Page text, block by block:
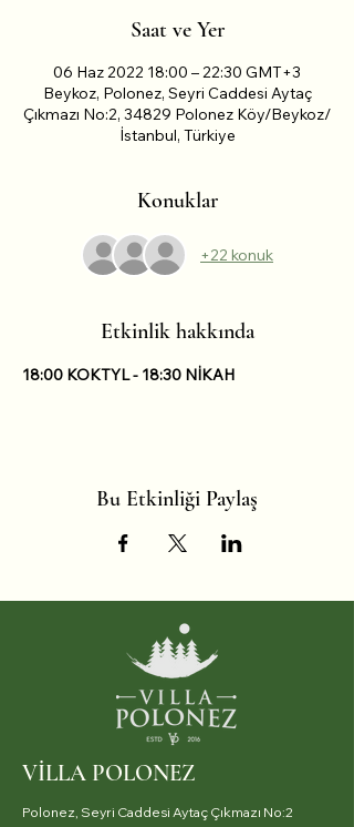
Saat ve Yer
06 Haz 2022 18:00 – 22:30 GMT+3
Beykoz, Polonez, Seyri Caddesi Aytaç
Çıkmazı No:2, 34829 Polonez Köy/Beykoz/
İstanbul, Türkiye
Konuklar
+22 konuk
Etkinlik hakkında
18:00 KOKTYL - 18:30 NİKAH
Bu Etkinliği Paylaş
VİLLA POLONEZ
Polonez, Seyri Caddesi Aytaç Çıkmazı No:2